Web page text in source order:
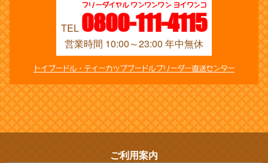
TEL 0800-111-4115
フリーダイヤル ワンワンワン ヨイワンコ
営業時間 10:00～23:00 年中無休
トイプードル・ティーカッププードルブリーダー直送センター
ご利用案内